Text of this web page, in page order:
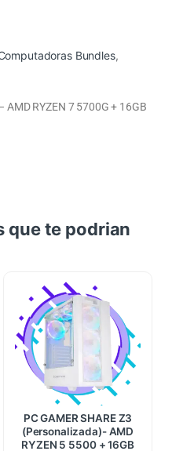
Bundles,
AMD RYZEN 7 5700G + 16GB
que te podrian
PC GAMER SHARE Z3
(Personalizada)- AMD
RYZEN 5 5500 + 16GB